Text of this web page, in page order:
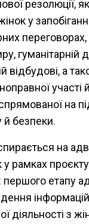
резолюції,
у
гуманітарній
відбудові, а
на
безпеки.
на
у рамках
першого етапу
діяльності з